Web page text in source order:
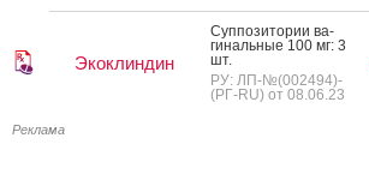
Экоклиндин
Суп­по­зито­рии ва­
гиналь­ные 100 мг: 3
шт.
РУ: ЛП-№(002494)-
(РГ-RU) от 08.06.23
Реклама